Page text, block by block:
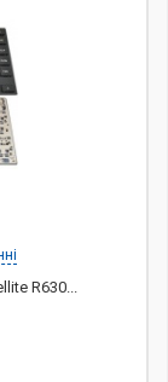
R630...